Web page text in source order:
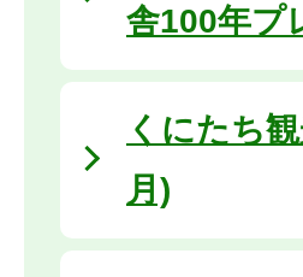
舎100年プ
くにたち
月)